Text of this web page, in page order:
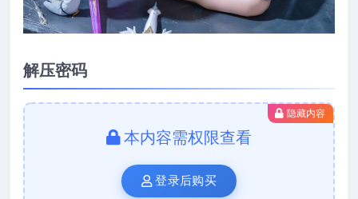
解压密码
隐藏内容
本内容需权限查看
登录后购买